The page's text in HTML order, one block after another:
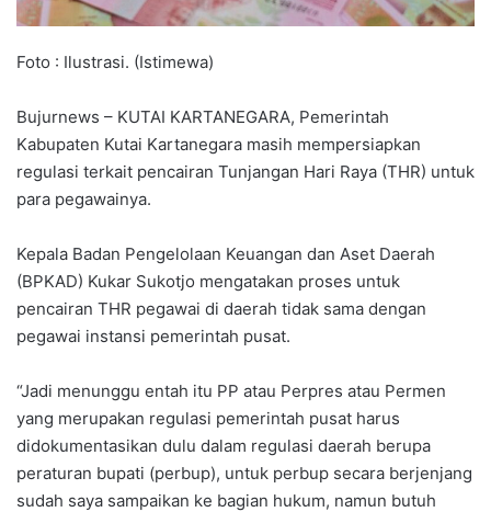
Foto : Ilustrasi. (Istimewa)
Bujurnews – KUTAI KARTANEGARA, Pemerintah
Kabupaten Kutai Kartanegara masih mempersiapkan
regulasi terkait pencairan Tunjangan Hari Raya (THR) untuk
para pegawainya.
Kepala Badan Pengelolaan Keuangan dan Aset Daerah
(BPKAD) Kukar Sukotjo mengatakan proses untuk
pencairan THR pegawai di daerah tidak sama dengan
pegawai instansi pemerintah pusat.
“Jadi menunggu entah itu PP atau Perpres atau Permen
yang merupakan regulasi pemerintah pusat harus
didokumentasikan dulu dalam regulasi daerah berupa
peraturan bupati (perbup), untuk perbup secara berjenjang
sudah saya sampaikan ke bagian hukum, namun butuh